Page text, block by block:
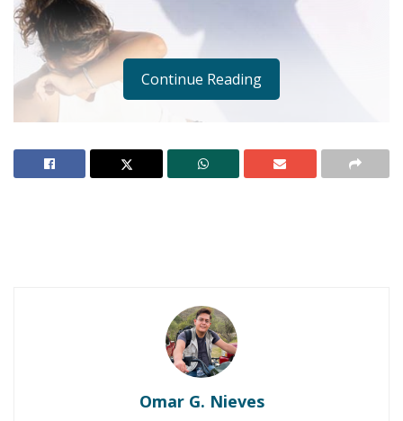
Buena tarde taurina en Ahuacatlán
Continue Reading
Omar G. Nieves